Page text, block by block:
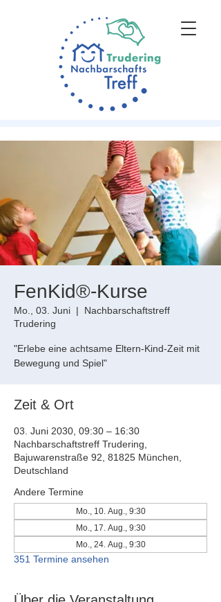
FenKid®-Kurse
Mo., 03. Juni
  |
Nachbarschaftstreff
Trudering
"Erlebe eine achtsame Eltern-Kind-Zeit mit
Bewegung und Spiel"
Zeit & Ort
03. Juni 2030, 09:30 – 16:30
Nachbarschaftstreff Trudering,
Bajuwarenstraße 92, 81825 München,
Deutschland
Andere Termine
Mo., 10. Aug., 9:30
Mo., 17. Aug., 9:30
Mo., 24. Aug., 9:30
351 Termine ansehen